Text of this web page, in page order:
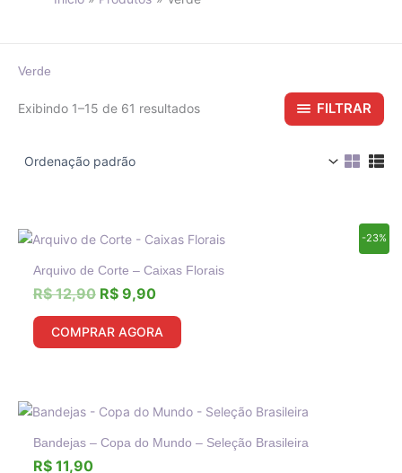
Verde
Exibindo 1–15 de 61 resultados FILTRAR
-23%
Arquivo de Corte – Caixas Florais
R$12,90
O
original
era:
R$9,90
O
atual
é:
COMPRAR AGORA
Bandejas – Copa do Mundo – Seleção Brasileira
R$11,90